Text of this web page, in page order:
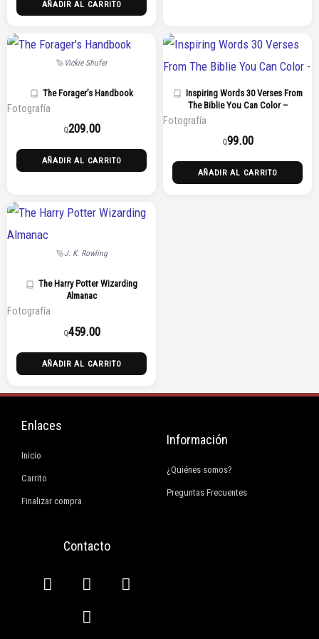
AÑADIR AL CARRITO
Vickie Shufer
The Forager’s Handbook
Fotografía
Q209.00
AÑADIR AL CARRITO
Inspiring Words 30 Verses From
The Biblie You Can Color –
Fotografía
Q99.00
AÑADIR AL CARRITO
J. K. Rowling
The Harry Potter Wizarding
Almanac
Fotografía
Q459.00
AÑADIR AL CARRITO
Enlaces
Inicio
Carrito
Finalizar compra
Información
¿Quiénes somos?
Preguntas Frecuentes
Contacto
F
a
I
n
s
t
W
h
E
n
v
e